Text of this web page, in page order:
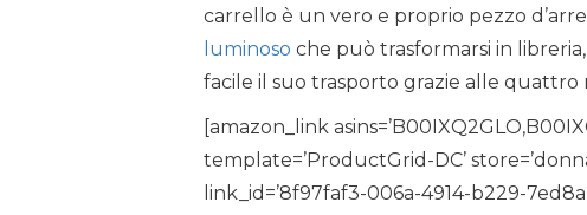
carrello è un vero e proprio pezzo
luminoso che può trasformarsi in
facile il suo trasporto grazie alle
[amazon_link
template=’ProductGrid-DC’
link_id=’8f97faf3-006a-4914-b229-